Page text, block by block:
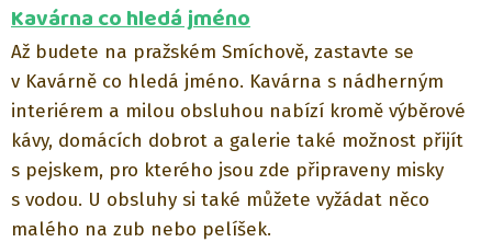
Kavárna co hledá jméno
Až budete na pražském Smíchově, zastavte se
v Kavárně co hledá jméno. Kavárna s nádherným
interiérem a milou obsluhou nabízí kromě výběrové
kávy, domácích dobrot a galerie také možnost přijít
s pejskem, pro kterého jsou zde připraveny misky
s vodou. U obsluhy si také můžete vyžádat něco
malého na zub nebo pelíšek.